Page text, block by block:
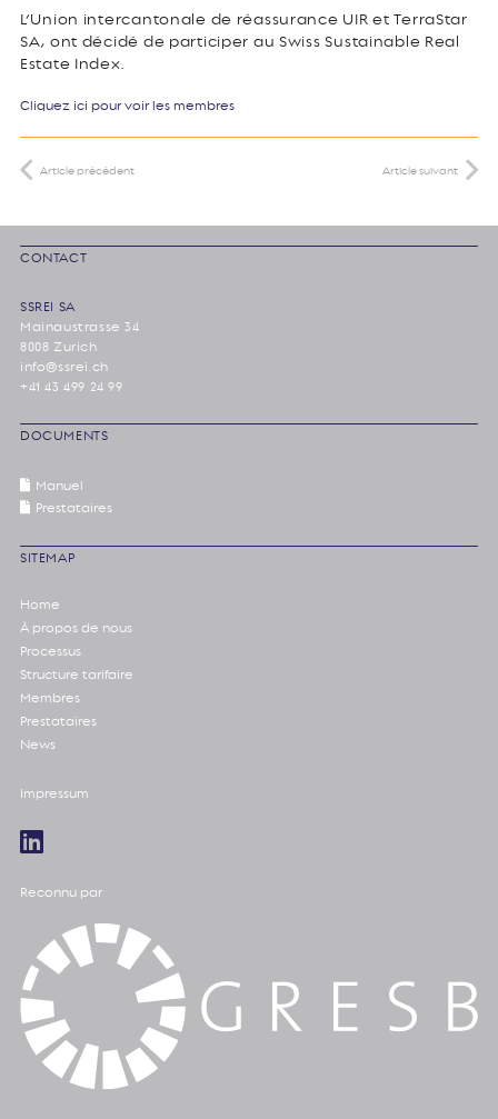
L’Union intercantonale de réassurance UIR et TerraStar
SA, ont décidé de participer au Swiss Sustainable Real
Estate Index.
Cliquez ici pour voir les membres
Article précédent Article suivant
CONTACT
SSREI SA
Mainaustrasse 34
8008 Zurich
info@ssrei.ch
+41 43 499 24 99
DOCUMENTS
Manuel
Prestataires
SITEMAP
Home
À propos de nous
Processus
Structure tarifaire
Membres
Prestataires
News
Impressum
Reconnu par